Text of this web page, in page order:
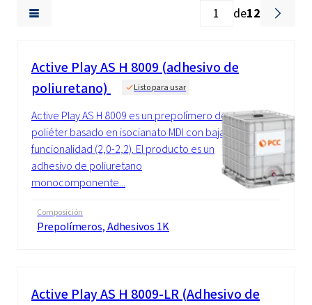
de12
Active Play AS H 8009 (adhesivo de
poliuretano)
Listo para usar
Active Play AS H 8009 es un prepolímero de
poliéter basado en isocianato MDI con baja
funcionalidad (2,0-2,2). El producto es un
adhesivo de poliuretano
monocomponente...
Composición
Prepolímeros, Adhesivos 1K
Active Play AS H 8009-LR (Adhesivo de